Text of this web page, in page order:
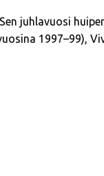
juhlavuosi
1997–99),